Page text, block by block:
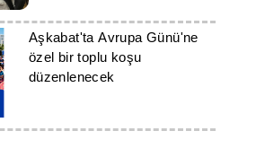
getirilmesi görüşüldü
Aşkabat'ta Avrupa Günü'ne
özel bir toplu koşu
düzenlenecek